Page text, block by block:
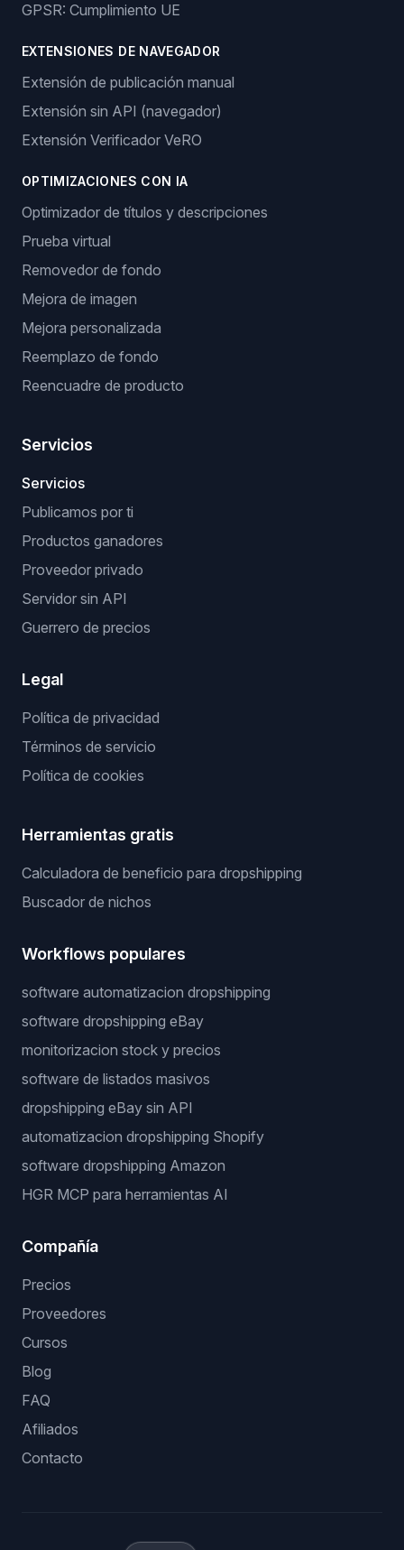
GPSR: Cumplimiento UE
EXTENSIONES DE NAVEGADOR
Extensión de publicación manual
Extensión sin API (navegador)
Extensión Verificador VeRO
OPTIMIZACIONES CON IA
Optimizador de títulos y descripciones
Prueba virtual
Removedor de fondo
Mejora de imagen
Mejora personalizada
Reemplazo de fondo
Reencuadre de producto
Servicios
Servicios
Publicamos por ti
Productos ganadores
Proveedor privado
Servidor sin API
Guerrero de precios
Legal
Política de privacidad
Términos de servicio
Política de cookies
Herramientas gratis
Calculadora de beneficio para dropshipping
Buscador de nichos
Workflows populares
software automatizacion dropshipping
software dropshipping eBay
monitorizacion stock y precios
software de listados masivos
dropshipping eBay sin API
automatizacion dropshipping Shopify
software dropshipping Amazon
HGR MCP para herramientas AI
Compañía
Precios
Proveedores
Cursos
Blog
FAQ
Afiliados
Contacto